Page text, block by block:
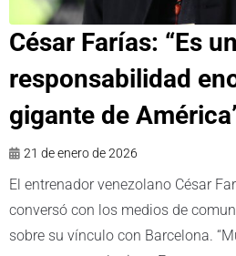
César Farías: “Es
responsabilidad
gigante de
21 de enero de 2026
El entrenador venezolano César
conversó con los medios de
sobre su vínculo con Barcelona.